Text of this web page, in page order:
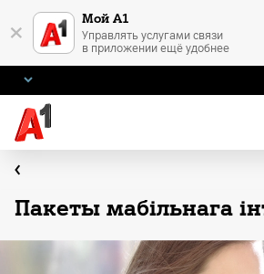
× Мой А1
Управлять услугами связи
в приложении ещё удобнее
Пакеты мабільнага